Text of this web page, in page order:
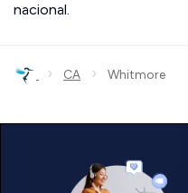
nacional.
› CA › Whitmore